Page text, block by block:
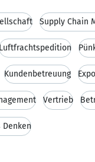
Supply Chain
Kundenbetreuung
Vertrieb